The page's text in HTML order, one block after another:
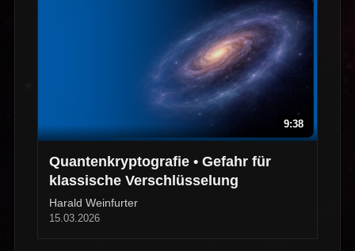
9:38
Quantenkryptografie • Gefahr für
klassische Verschlüsselung
Harald Weinfurter
15.03.2026